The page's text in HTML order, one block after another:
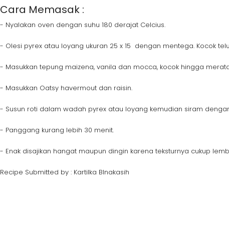
Cara Memasak :
- Nyalakan oven dengan suhu 180 derajat Celcius.
- Olesi pyrex atau loyang ukuran 25 x 15 dengan mentega. Kocok
- Masukkan tepung maizena, vanila dan mocca, kocok hingga
- Masukkan Oatsy havermout dan raisin.
- Susun roti dalam wadah pyrex atau loyang kemudian siram
- Panggang kurang lebih 30 menit.
- Enak disajikan hangat maupun dingin karena teksturnya cukup
Recipe Submitted by : Kartilka BInakasih